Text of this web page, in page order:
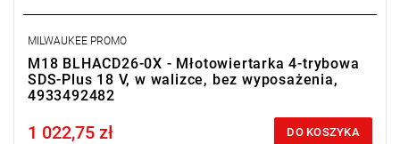
MILWAUKEE PROMO
M18 BLHACD26-0X - Młotowiertarka 4-trybowa
SDS-Plus 18 V, w walizce, bez wyposażenia,
4933492482
Price tax included
1 022,75 zł DO KOSZYKA